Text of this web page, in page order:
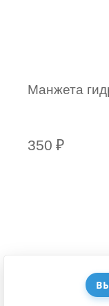
Манжета
350 ₽